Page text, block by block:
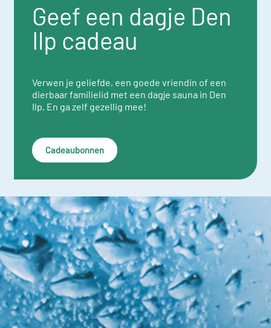
Geef een dagje Den
Ilp cadeau
Verwen je geliefde, een goede vriendin of een
dierbaar familielid met een dagje sauna in Den
Ilp. En ga zelf gezellig mee!
Cadeaubonnen